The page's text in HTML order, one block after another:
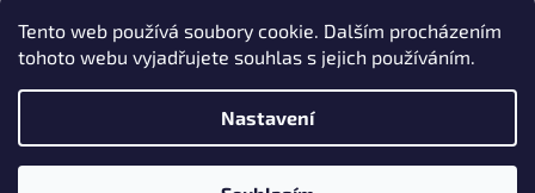
Tento web používá soubory cookie. Dalším procházením
tohoto webu vyjadřujete souhlas s jejich používáním.
Nastavení